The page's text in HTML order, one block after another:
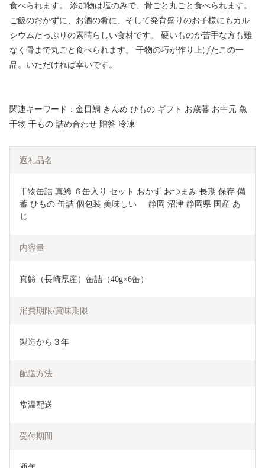
食べられます。 添加物は塩のみで、骨ごと丸ごと食べられます。
ご飯のおかずに、お酒の肴に、そして発育盛りのお子様にもカル
シウムたっぷりの素晴らしい食材です。 硬いものが苦手な方も難
なく骨まで丸ごと食べられます。 干物の巧が作り上げたこの一
品。いただければ幸いです。
関連キーワード：金目鯛 きんめ ひもの ギフト お歳暮 お中元 魚
干物 干もの 詰め合わせ 贈答 冷凍
返礼品名
干物缶詰 真鯵 ６缶入り セット おかず おつまみ 長期 保存 備
蓄 ひもの 缶詰 個包装 美味しい     静岡 沼津 静岡県 国産 あ
じ
内容量
真鯵（長崎県産）缶詰（40g×6缶）
消費期限/賞味期限
製造から３年
配送方法
常温配送
受付期間